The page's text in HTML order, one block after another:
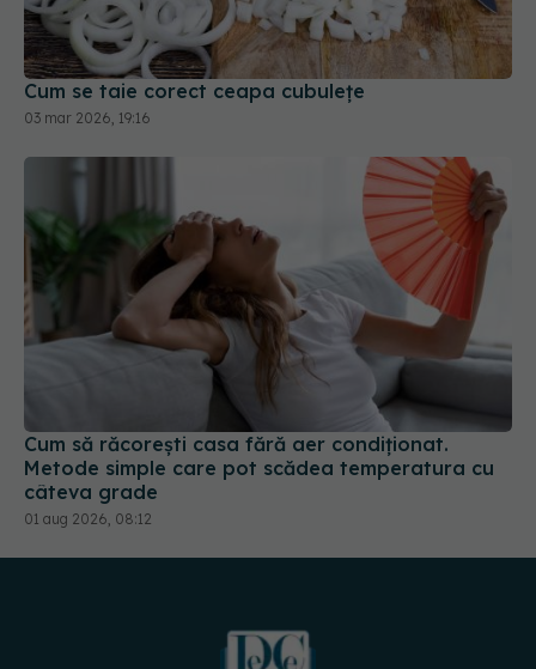
Cum se taie corect ceapa cubulețe
03 mar 2026, 19:16
Cum să răcorești casa fără aer condiționat.
Metode simple care pot scădea temperatura cu
câteva grade
01 aug 2026, 08:12